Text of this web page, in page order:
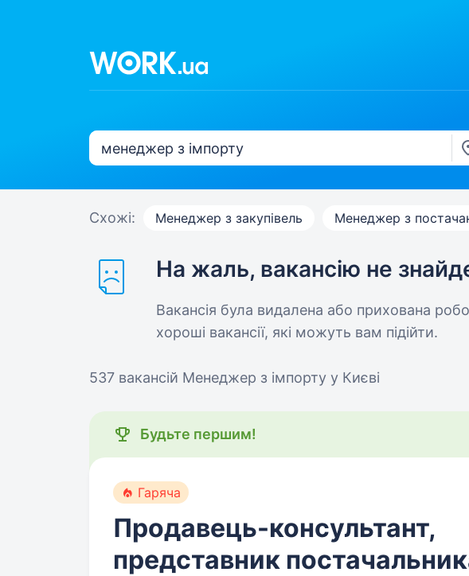
Схожі: Менеджер з закупівель Менеджер з
На жаль, вакансію не
Вакансія була видалена або прихована
хороші вакансії, які можуть вам підійти.
537 вакансій Менеджер з імпорту у Києві
Будьте першим!
Гаряча
Продавець-консультант,
представник